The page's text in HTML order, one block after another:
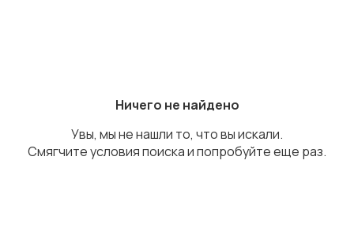
Ничего не найдено
Увы, мы не нашли то, что вы искали.
Смягчите условия поиска и попробуйте еще раз.